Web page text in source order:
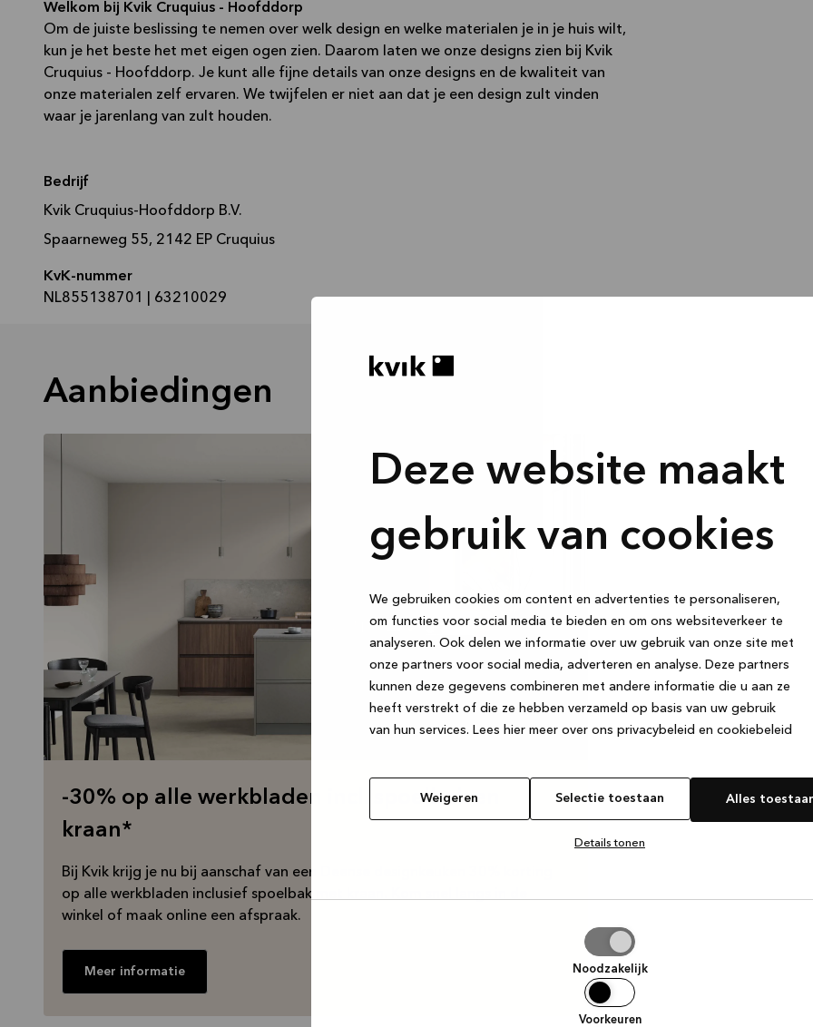
Deze website maakt
gebruik van cookies
We gebruiken cookies om content en advertenties te personaliseren,
om functies voor social media te bieden en om ons websiteverkeer te
analyseren. Ook delen we informatie over uw gebruik van onze site met
onze partners voor social media, adverteren en analyse. Deze partners
kunnen deze gegevens combineren met andere informatie die u aan ze
heeft verstrekt of die ze hebben verzameld op basis van uw gebruik
van hun services. Lees hier meer over ons privacybeleid en cookiebeleid
Weigeren Selectie toestaan Alles
Details tonen
Noodzakelijk
Voorkeuren
Welkom bij Kvik Cruquius - Hoofddorp
Om de juiste beslissing te nemen over welk design en welke materialen je in je huis wilt,
kun je het beste het met eigen ogen zien. Daarom laten we onze designs zien bij Kvik
Cruquius - Hoofddorp. Je kunt alle fijne details van onze designs en de kwaliteit van
onze materialen zelf ervaren. We twijfelen er niet aan dat je een design zult vinden
waar je jarenlang van zult houden.
Bedrijf
Kvik Cruquius-Hoofddorp B.V.
Spaarneweg 55, 2142 EP Cruquius
KvK-nummer
NL855138701 | 63210029
Aanbiedingen
-30% op alle werkbladen incl. spoelbak en
kraan*
Bij Kvik krijg je nu bij aanschaf van een Deense designkeuken 30% korting
op alle werkbladen inclusief spoelbak met kraan. Kom snel langs in de
winkel of maak online een afspraak.
Meer informatie